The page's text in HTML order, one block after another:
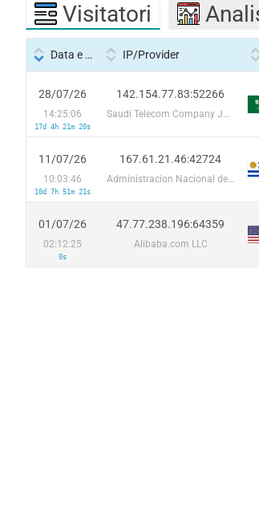
Visitatori
Data e ora IP/Provider
28/07/26
14:25:06
17d 4h 21m 20s
142.154.77.83:52266
Saudi Telecom Company JSC
11/07/26
10:03:46
10d 7h 51m 21s
167.61.21.46:42724
Administracion Nacional de Telecomunicaciones
01/07/26
02:12:25
0s
47.77.238.196:64359
Alibaba.com LLC